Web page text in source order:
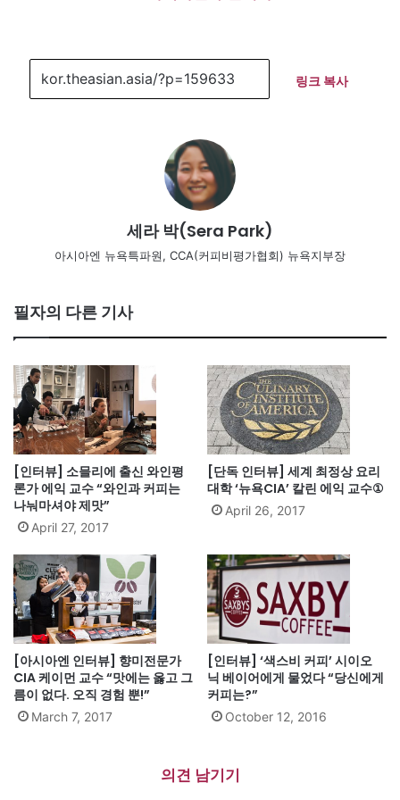
링크 복사
세라 박(Sera Park)
아시아엔 뉴욕특파원, CCA(커피비평가협회) 뉴욕지부장
필자의 다른 기사
[인터뷰] 소믈리에 출신 와인평
론가 에익 교수 “와인과 커피는
나눠마셔야 제맛”
April 27, 2017
[단독 인터뷰] 세계 최정상 요리
대학 ‘뉴욕CIA’ 칼린 에익 교수①
April 26, 2017
[아시아엔 인터뷰] 향미전문가
CIA 케이먼 교수 “맛에는 옳고 그
름이 없다. 오직 경험 뿐!”
March 7, 2017
[인터뷰] ‘색스비 커피’ 시이오
닉 베이어에게 물었다 “당신에게
커피는?”
October 12, 2016
의견 남기기